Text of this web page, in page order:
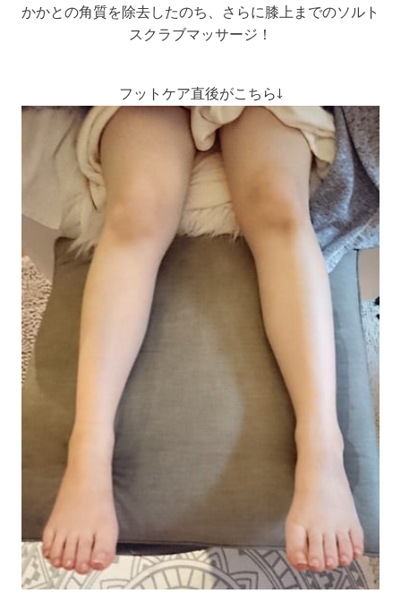
かかとの角質を除去したのち、さらに膝上までのソルト
スクラブマッサージ！
フットケア直後がこちら↓